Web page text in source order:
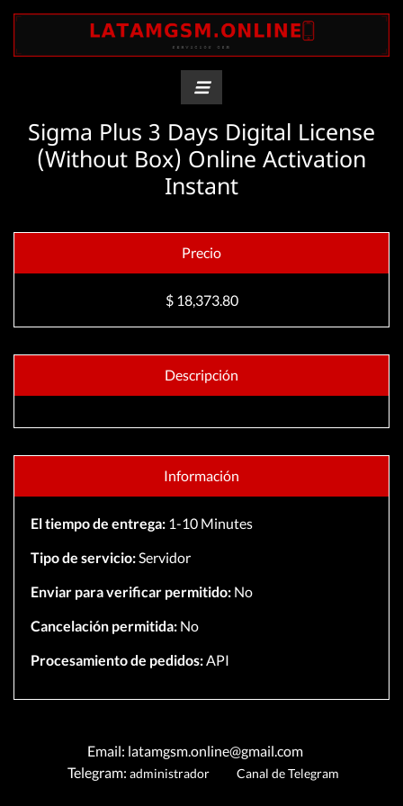
Sigma Plus 3 Days Digital License
(Without Box) Online Activation
Instant
Precio
$ 18,373.80
Descripción
Información
El tiempo de entrega:1-10 Minutes
Tipo de servicio:Servidor
Enviar para verificar permitido:No
Cancelación permitida:No
Procesamiento de pedidos:API
Email: latamgsm.online@gmail.com
Telegram: administrador Canal de Telegram